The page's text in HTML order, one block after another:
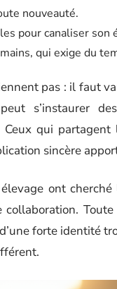
nouveauté.
pour canaliser son
qui exige du
pas : il faut
s’instaurer
Ceux qui
sincère
ont
forte identité